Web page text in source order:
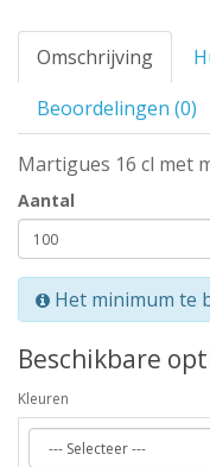
Omschrijving
Beoordelingen (0)
Martigues 16 cl met
Aantal
Het minimum te
Beschikbare
Kleuren